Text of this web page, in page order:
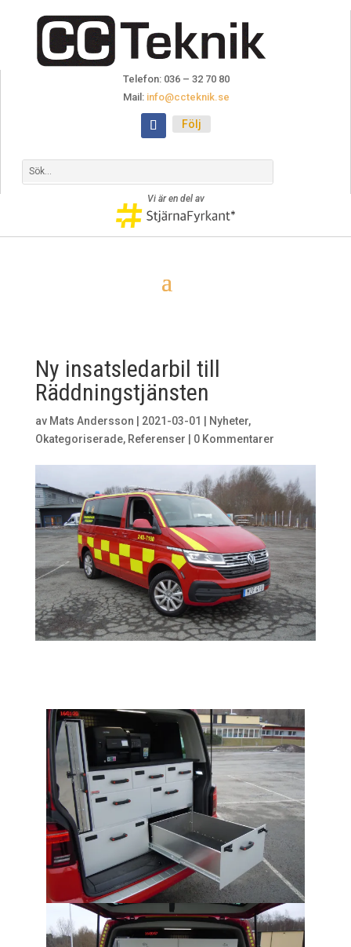
Telefon: 036 – 32 70 80
Mail: info@ccteknik.se
Följ
Vi är en del av
Ny insatsledarbil till
Räddningstjänsten
av Mats Andersson 2021-03-01 Nyheter,
Okategoriserade, Referenser 0 Kommentarer